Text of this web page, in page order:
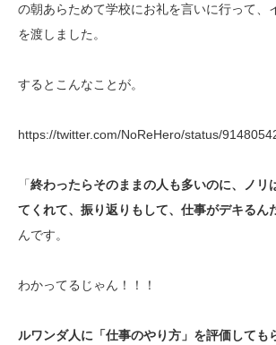
の朝あらためて学校にお礼を言いに行って、
を渡しました。
するとこんなことが。
https://twitter.com/NoReHero/status/
「終わったらそのままの人も多いのに、ノリ
てくれて、振り返りもして、仕事がデキるん
んです。
わかってるじゃん！！！
ルワンダ人に「仕事のやり方」を評価しても